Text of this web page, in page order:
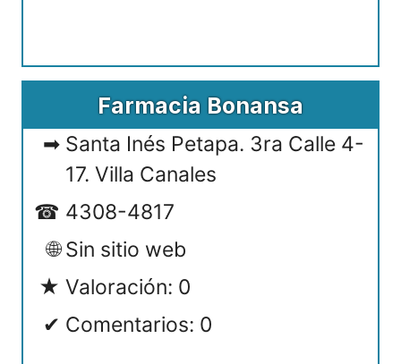
Farmacia Bonansa
Santa Inés Petapa. 3ra Calle 4-
17. Villa Canales
4308-4817
Sin sitio web
Valoración: 0
Comentarios: 0